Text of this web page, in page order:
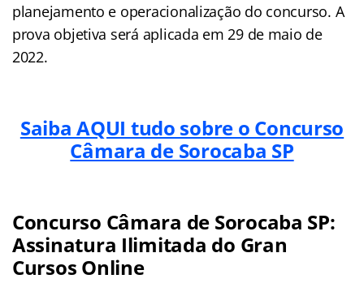
planejamento e operacionalização do concurso. A
prova objetiva será aplicada em 29 de maio de
2022.
Saiba AQUI tudo sobre o Concurso
Câmara de Sorocaba SP
Concurso Câmara de Sorocaba SP:
Assinatura Ilimitada do Gran
Cursos Online